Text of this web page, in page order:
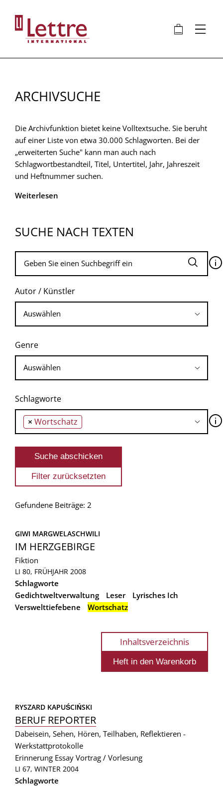
Inhalt
🛍 ⋮
ARCHIVSUCHE
Die Archivfunktion bietet keine Volltextsuche. Sie beruht
auf einer Liste von etwa 30.000 Schlagworten. Bei der
„erweiterten Suche" kann man auch nach
Schlagwortbestandteil, Titel, Untertitel, Jahr, Jahreszeit
und Heftnummer suchen.
Weiterlesen
SUCHE NACH TEXTEN
🛈
Autor / Künstler
Genre
Schlagworte
× Wortschatz 🛈
Gefundene Beiträge: 2
GIWI MARGWELASCHWILI
IM HERZGEBIRGE
Fiktion
LI 80, FRÜHJAHR 2008
Schlagworte
Gedichtweltverwaltung
Leser
Lyrisches Ich
Verswelttiefebene
Wortschatz
Inhaltsverzeichnis
RYSZARD KAPUŚCIŃSKI
BERUF REPORTER
Dabeisein, Sehen, Hören, Teilhaben, Reflektieren -
Werkstattprotokolle
Erinnerung Essay Vortrag / Vorlesung
LI 67, WINTER 2004
Schlagworte